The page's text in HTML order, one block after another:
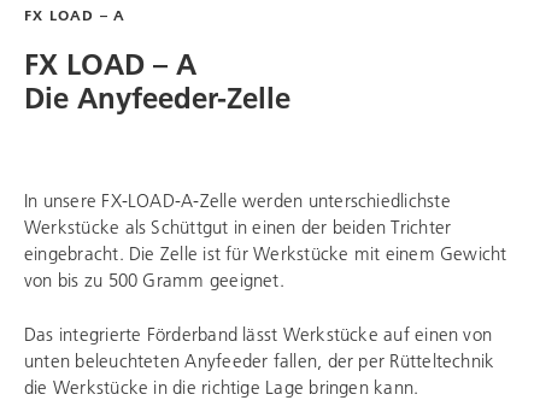
FX LOAD – A
FX LOAD – A
Die Anyfeeder-Zelle
In unsere FX-LOAD-A-Zelle werden unterschiedlichste
Werkstücke als Schüttgut in einen der beiden Trichter
eingebracht. Die Zelle ist für Werkstücke mit einem Gewicht
von bis zu 500 Gramm geeignet.
Das integrierte Förderband lässt Werkstücke auf einen von
unten beleuchteten Anyfeeder fallen, der per Rütteltechnik
die Werkstücke in die richtige Lage bringen kann.